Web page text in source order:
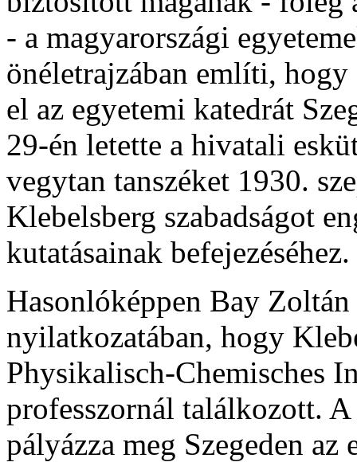
- a magyarországi
önéletrajzában említi,
el az egyetemi katedrát
29-én letette a hivatali
vegytan tanszéket 1930.
Klebelsberg szabadságot
kutatásainak befejezéséhez.
Hasonlóképpen Bay
nyilatkozatában, hogy
Physikalisch-Chemisches
professzornál találkozott.
pályázza meg Szegeden